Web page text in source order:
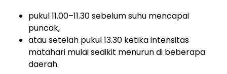
pukul 11.00–11.30 sebelum suhu mencapai
puncak,
atau setelah pukul 13.30 ketika intensitas
matahari mulai sedikit menurun di beberapa
daerah.